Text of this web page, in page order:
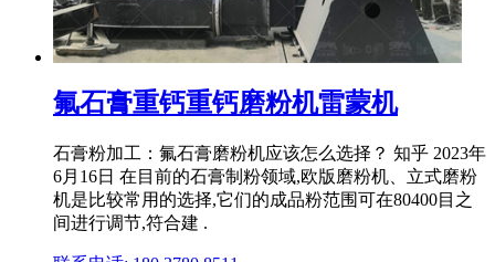
氟石膏重钙重钙磨粉机雷蒙机
石膏粉加工：氟石膏磨粉机应该怎么选择？ 知乎 2023年
6月16日 在目前的石膏制粉领域,欧版磨粉机、立式磨粉
机是比较常用的选择,它们的成品粉范围可在80400目之
间进行调节,符合建 .